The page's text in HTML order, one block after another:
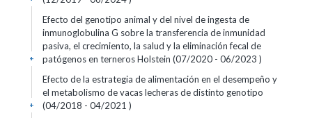
Efecto del genotipo animal y del nivel de ingesta de
inmunoglobulina G sobre la transferencia de inmunidad
pasiva, el crecimiento, la salud y la eliminación fecal de
patógenos en terneros Holstein (07/2020 - 06/2023 )
+
Efecto de la estrategia de alimentación en el desempeño y
el metabolismo de vacas lecheras de distinto genotipo
(04/2018 - 04/2021 )
+